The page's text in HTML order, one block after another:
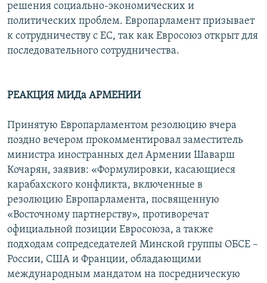
решения социально-экономических и
политических проблем. Европарламент призывает
к сотрудничеству с ЕС, так как Евросоюз открыт для
последовательного сотрудничества.
РЕАКЦИЯ МИДа АРМЕНИИ
Принятую Европарламентом резолюцию вчера
поздно вечером прокомментировал заместитель
министра иностранных дел Армении Шаварш
Кочарян, заявив: «Формулировки, касающиеся
карабахского конфликта, включенные в
резолюцию Европарламента, посвященную
«Восточному партнерству», противоречат
официальной позиции Евросоюза, а также
подходам сопредседателей Минской группы ОБСЕ –
России, США и Франции, обладающими
международным мандатом на посредническую